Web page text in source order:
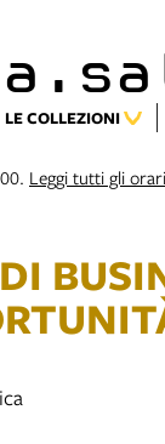
LE COLLEZIONI
Leggi tutti gli